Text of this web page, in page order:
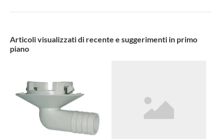
Articoli visualizzati di recente e suggerimenti in primo
piano